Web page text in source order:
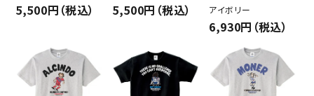
5,500円（税込） 5,500円（税込）
アイボリー
6,930円（税込）